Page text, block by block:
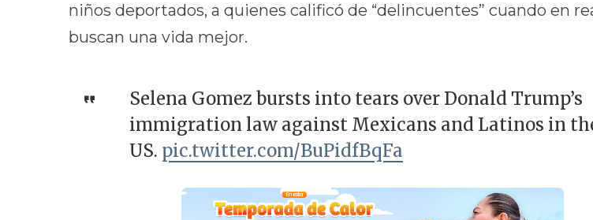
niños deportados, a quienes calificó de “delincuentes” cuando en
buscan una vida mejor.
Selena Gomez bursts into tears over Donald Trump’s
immigration law against Mexicans and Latinos in
US. pic.twitter.com/BuPidfBqFa